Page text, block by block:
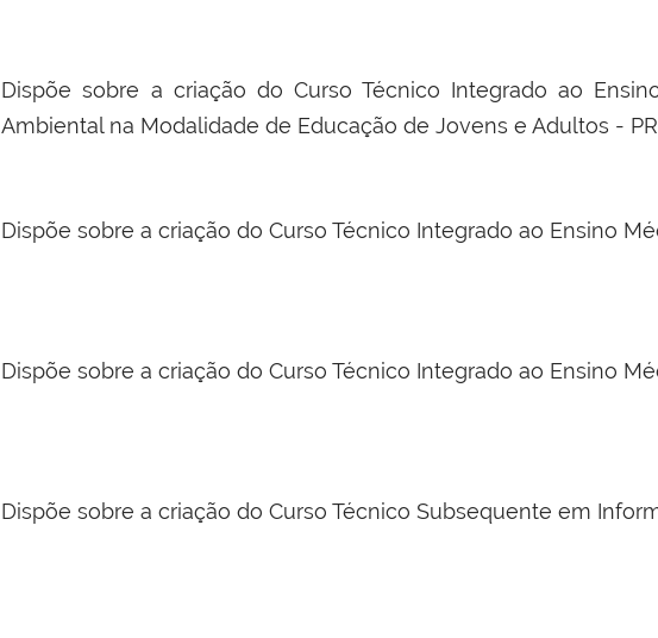
Dispõe sobre a criação do Curso Técnico Integrado ao
Ambiental na Modalidade de Educação de Jovens e Adultos -
Dispõe sobre a criação do Curso Técnico Integrado ao Ensino
Dispõe sobre a criação do Curso Técnico Integrado ao Ensino
Dispõe sobre a criação do Curso Técnico Subsequente em